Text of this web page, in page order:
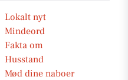
Lokalt nyt
Mindeord
Fakta om
Husstand
Mød dine naboer